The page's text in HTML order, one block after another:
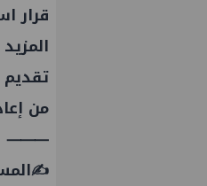
قرار
تقديم
من
⸻
التخطيط
أمن الطاقة
والاجتماعية للعام